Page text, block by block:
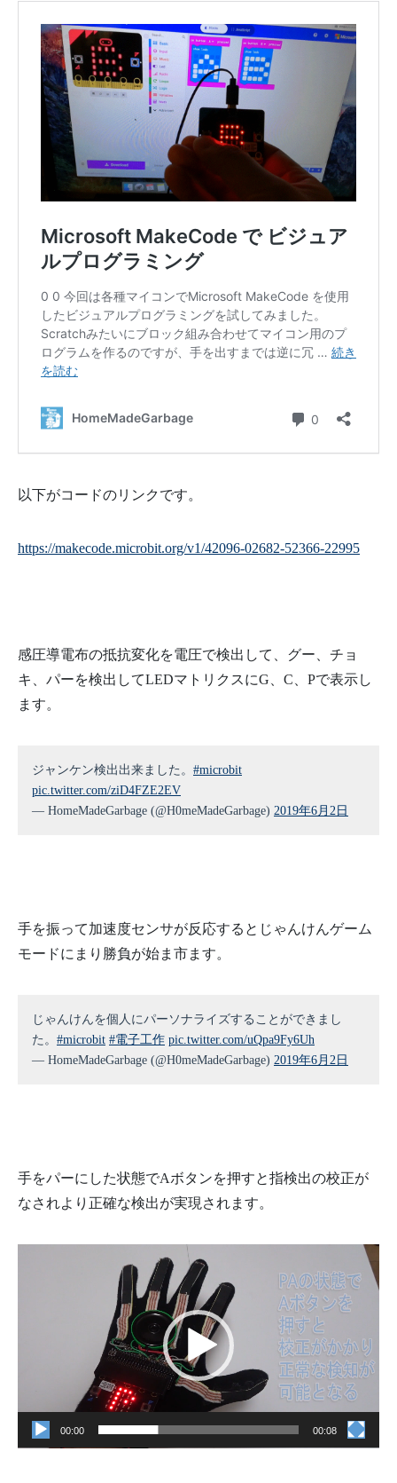
以下がコードのリンクです。
https://makecode.microbit.org/v1/42096-02682-52366-22995
感圧導電布の抵抗変化を電圧で検出して、グー、チョ
キ、パーを検出してLEDマトリクスにG、C、Pで表示し
ます。
ジャンケン検出出来ました。 #microbit
pic.twitter.com/ziD4FZE2EV
— HomeMadeGarbage (@H0meMadeGarbage) 2019年6月2日
手を振って加速度センサが反応するとじゃんけんゲーム
モードにまり勝負が始ま市ます。
じゃんけんを個人にパーソナライズすることができまし
た。 #microbit #電子工作 pic.twitter.com/uQpa9Fy6Uh
— HomeMadeGarbage (@H0meMadeGarbage) 2019年6月2日
手をパーにした状態でAボタンを押すと指検出の校正が
なされより正確な検出が実現されます。
00:00 00:08